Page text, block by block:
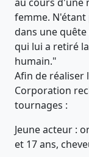
femme. N'étant
dans une
qui lui a retiré
humain."
Afin de réaliser
Corporation
tournages :
Jeune acteur :
et 17 ans,